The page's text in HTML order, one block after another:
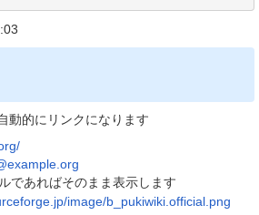
動的にリンクになります
であればそのまま表示します